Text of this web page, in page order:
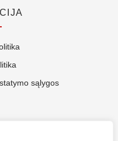
sąlygos